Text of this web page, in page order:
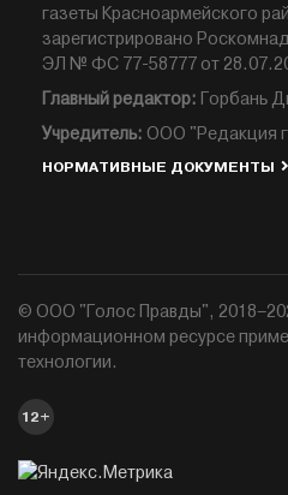
газеты Красноармейского
зарегистрировано
ЭЛ № ФС 77-58777 от
Главный редактор: Горбань
Учредитель: ООО "Редакция
НОРМАТИВНЫЕ ДОКУМЕНТЫ
© ООО "Голос Правды",
информационном ресурсе
технологии.
12+